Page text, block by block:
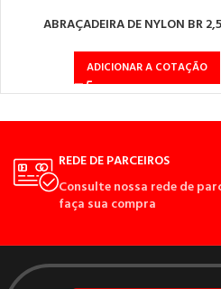
ABRAÇADEIRA DE NYLON BR
ADICIONAR A COTAÇÃO
REDE DE PARCEIROS
Consulte nossa rede de
faça sua compra